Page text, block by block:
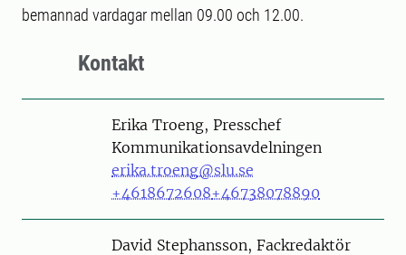
bemannad vardagar mellan 09.00 och 12.00.
Kontakt
PersonErika Troeng, Presschef
Kommunikationsavdelningen
erika.troeng@slu.se
+4618672608+46738078890
PersonDavid Stephansson, Fackredaktör